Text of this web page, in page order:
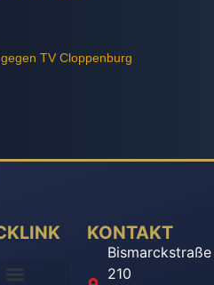
TV Cloppenburg
KONTAKT
Bismarckstraße
210